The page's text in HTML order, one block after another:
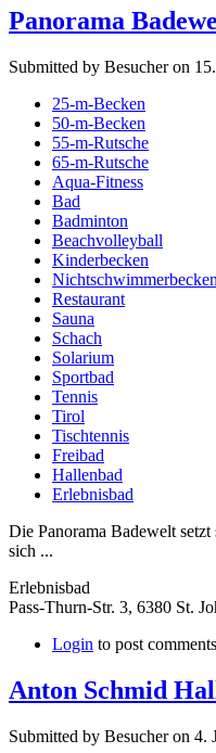
Panorama
Submitted by Besucher on
25-m-Becken
50-m-Becken
55-m-Rutsche
65-m-Rutsche
Aqua-Fitness
Bad
Badminton
Beachvolleyball
Kinderbecken
Nichtschwimmerbecken
Restaurant
Sauna
Schach
Solarium
Sportbad
Tennis
Tirol
Tischtennis
Freibad
Hallenbad
Erlebnisbad
Die Panorama Badewelt
sich ...
Erlebnisbad
Pass-Thurn-Str. 3, 6380 St.
Login to post comments
Anton Schmid
Submitted by Besucher on 4.